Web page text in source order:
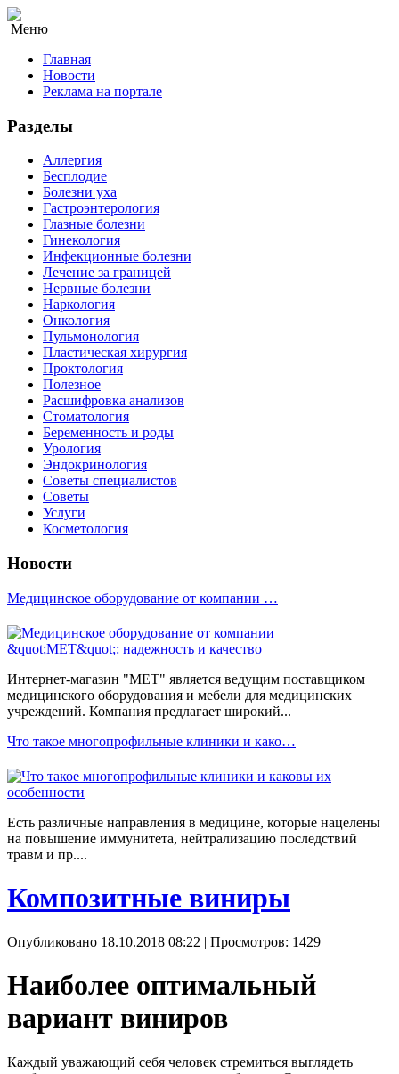
Меню
Главная
Новости
Реклама на портале
Разделы
Аллергия
Бесплодие
Болезни уха
Гастроэнтерология
Глазные болезни
Гинекология
Инфекционные болезни
Лечение за границей
Нервные болезни
Наркология
Онкология
Пульмонология
Пластическая хирургия
Проктология
Полезное
Расшифровка анализов
Стоматология
Беременность и роды
Урология
Эндокринология
Советы специалистов
Советы
Услуги
Косметология
Новости
Медицинское оборудование от компании …
Интернет-магазин "МЕТ" является ведущим поставщиком
медицинского оборудования и мебели для медицинских
учреждений. Компания предлагает широкий...
Что такое многопрофильные клиники и како…
Есть различные направления в медицине, которые нацелены
на повышение иммунитета, нейтрализацию последствий
травм и пр....
Композитные виниры
Опубликовано 18.10.2018 08:22 | Просмотров: 1429
Наиболее оптимальный
вариант виниров
Каждый уважающий себя человек стремиться выглядеть